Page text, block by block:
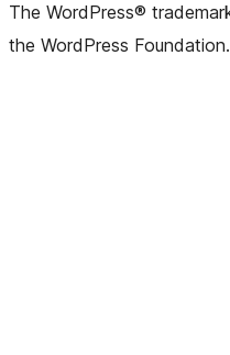
The WordPress®
the WordPress Foundation.